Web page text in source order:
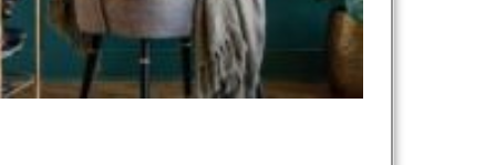
نام و نام خانوادگی : *